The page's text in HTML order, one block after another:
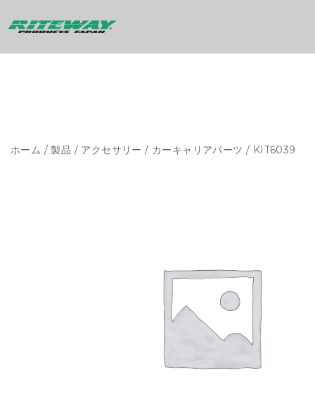
ホーム /製品 / アクセサリー / カーキャリアパーツ / KIT6039